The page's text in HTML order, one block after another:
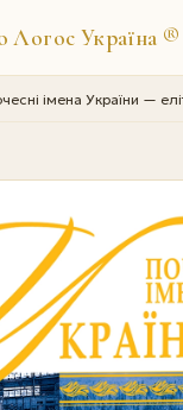
Логос Україна ®
імена України —